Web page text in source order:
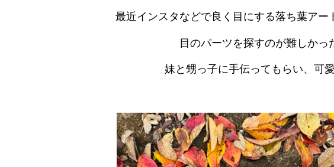
最近インスタなどで良く目にする落ち葉アー
目のパーツを探すのが難しか
妹と甥っ子に手伝ってもらい、可